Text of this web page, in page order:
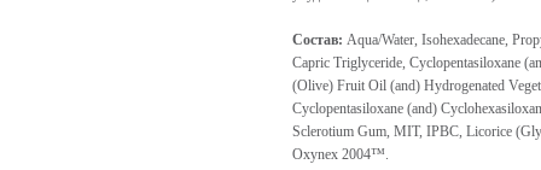
Состав: Aqua/Water, Isohexadecane,
Capric Triglyceride, Cyclopentasiloxane
(Olive) Fruit Oil (and) Hydrogenated
Cyclopentasiloxane (and)
Sclerotium Gum, MIT, IPBC, Licorice
Oxynex 2004™.